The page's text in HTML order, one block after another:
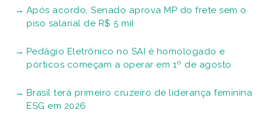
Após acordo, Senado aprova MP do frete sem o
piso salarial de R$ 5 mil
Pedágio Eletrônico no SAI é homologado e
pórticos começam a operar em 1º de agosto
Brasil terá primeiro cruzeiro de liderança feminina
ESG em 2026